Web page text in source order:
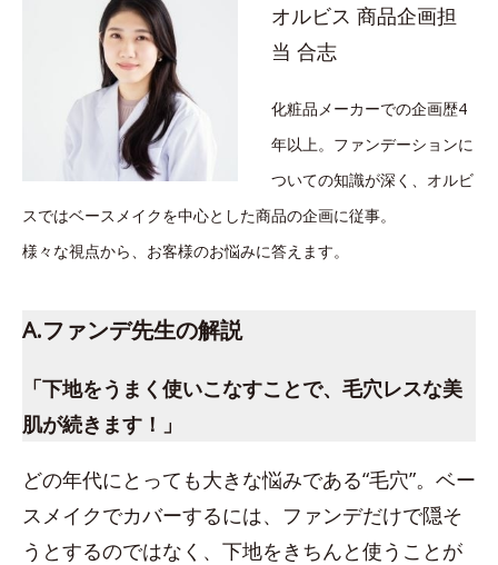
オルビス 商品企画担
当 合志
化粧品メーカーでの企画歴4
年以上。ファンデーションに
ついての知識が深く、オルビ
スではベースメイクを中心とした商品の企画に従事。
様々な視点から、お客様のお悩みに答えます。
A.ファンデ先生の解説
「下地をうまく使いこなすことで、毛穴レスな美
肌が続きます！」
どの年代にとっても大きな悩みである“毛穴”。ベー
スメイクでカバーするには、ファンデだけで隠そ
うとするのではなく、下地をきちんと使うことが